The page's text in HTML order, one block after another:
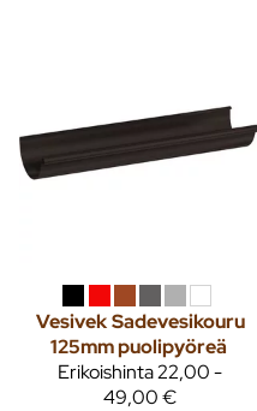
VesivekSadevesikouru
125mm puolipyöreä
Erikoishinta22,00 -
49,00 €